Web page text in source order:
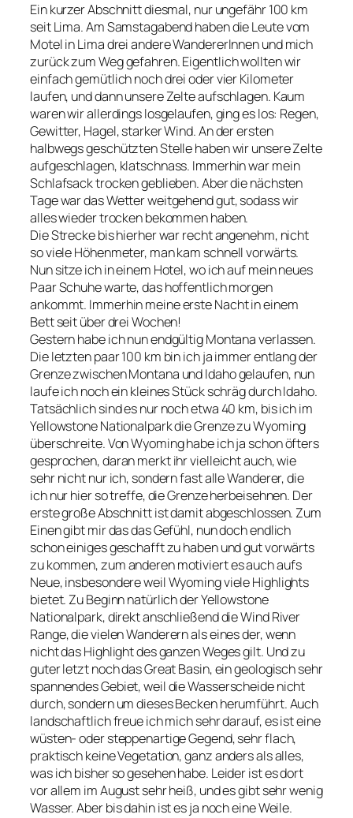
Ein kurzer Abschnitt diesmal, nur ungefähr 100 km
seit Lima. Am Samstagabend haben die Leute vom
Motel in Lima drei andere WandererInnen und mich
zurück zum Weg gefahren. Eigentlich wollten wir
einfach gemütlich noch drei oder vier Kilometer
laufen, und dann unsere Zelte aufschlagen. Kaum
waren wir allerdings losgelaufen, ging es los: Regen,
Gewitter, Hagel, starker Wind. An der ersten
halbwegs geschützten Stelle haben wir unsere Zelte
aufgeschlagen, klatschnass. Immerhin war mein
Schlafsack trocken geblieben. Aber die nächsten
Tage war das Wetter weitgehend gut, sodass wir
alles wieder trocken bekommen haben.
Die Strecke bis hierher war recht angenehm, nicht
so viele Höhenmeter, man kam schnell vorwärts.
Nun sitze ich in einem Hotel, wo ich auf mein neues
Paar Schuhe warte, das hoffentlich morgen
ankommt. Immerhin meine erste Nacht in einem
Bett seit über drei Wochen!
Gestern habe ich nun endgültig Montana verlassen.
Die letzten paar 100 km bin ich ja immer entlang der
Grenze zwischen Montana und Idaho gelaufen, nun
laufe ich noch ein kleines Stück schräg durch Idaho.
Tatsächlich sind es nur noch etwa 40 km, bis ich im
Yellowstone Nationalpark die Grenze zu Wyoming
überschreite. Von Wyoming habe ich ja schon öfters
gesprochen, daran merkt ihr vielleicht auch, wie
sehr nicht nur ich, sondern fast alle Wanderer, die
ich nur hier so treffe, die Grenze herbeisehnen. Der
erste große Abschnitt ist damit abgeschlossen. Zum
Einen gibt mir das das Gefühl, nun doch endlich
schon einiges geschafft zu haben und gut vorwärts
zu kommen, zum anderen motiviert es auch aufs
Neue, insbesondere weil Wyoming viele Highlights
bietet. Zu Beginn natürlich der Yellowstone
Nationalpark, direkt anschließend die Wind River
Range, die vielen Wanderern als eines der, wenn
nicht das Highlight des ganzen Weges gilt. Und zu
guter letzt noch das Great Basin, ein geologisch sehr
spannendes Gebiet, weil die Wasserscheide nicht
durch, sondern um dieses Becken herumführt. Auch
landschaftlich freue ich mich sehr darauf, es ist eine
wüsten- oder steppenartige Gegend, sehr flach,
praktisch keine Vegetation, ganz anders als alles,
was ich bisher so gesehen habe. Leider ist es dort
vor allem im August sehr heiß, und es gibt sehr wenig
Wasser. Aber bis dahin ist es ja noch eine Weile.